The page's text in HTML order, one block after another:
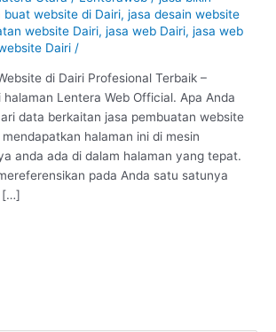
buat website di Dairi,jasa desain website
website Dairi,jasa web Dairi,jasa web
Dairi /
di Dairi Profesional Terbaik –
Lentera Web Official. Apa Anda
data berkaitan jasa pembuatan website
halaman ini di mesin
anda ada di dalam halaman yang tepat.
pada Anda satu satunya
[…]